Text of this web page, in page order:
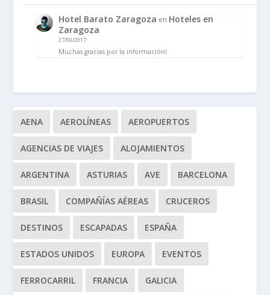
Hotel Barato Zaragoza en Hoteles en
Zaragoza
27/09/2017
Muchas gracias por la información!
AENA AEROLÍNEAS AEROPUERTOS
AGENCIAS DE VIAJES ALOJAMIENTOS
ARGENTINA ASTURIAS AVE BARCELONA
BRASIL COMPAÑÍAS AÉREAS CRUCEROS
DESTINOS ESCAPADAS ESPAÑA
ESTADOS UNIDOS EUROPA EVENTOS
FERROCARRIL FRANCIA GALICIA